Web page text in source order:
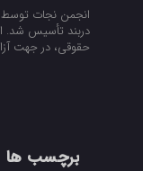
انجمن نجات توسط
دربند تأسیس شد.
حقوقی، در جهت
برچسب ها